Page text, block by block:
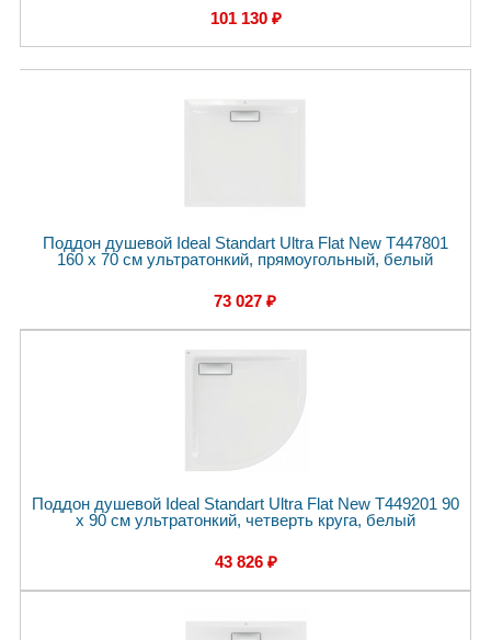
101 130 ₽
Поддон душевой Ideal Standart Ultra Flat New T447801
160 x 70 см ультратонкий, прямоугольный, белый
73 027 ₽
Поддон душевой Ideal Standart Ultra Flat New T449201 90
x 90 см ультратонкий, четверть круга, белый
43 826 ₽